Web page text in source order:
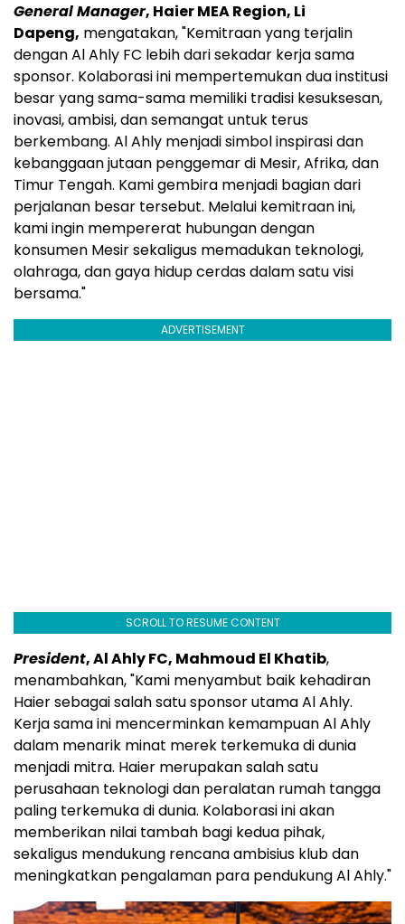
General Manager, Haier MEA Region, Li
Dapeng, mengatakan, "Kemitraan yang terjalin
dengan Al Ahly FC lebih dari sekadar kerja sama
sponsor. Kolaborasi ini mempertemukan dua institusi
besar yang sama-sama memiliki tradisi kesuksesan,
inovasi, ambisi, dan semangat untuk terus
berkembang. Al Ahly menjadi simbol inspirasi dan
kebanggaan jutaan penggemar di Mesir, Afrika, dan
Timur Tengah. Kami gembira menjadi bagian dari
perjalanan besar tersebut. Melalui kemitraan ini,
kami ingin mempererat hubungan dengan
konsumen Mesir sekaligus memadukan teknologi,
olahraga, dan gaya hidup cerdas dalam satu visi
bersama."
ADVERTISEMENT
SCROLL TO RESUME CONTENT
President, Al Ahly FC, Mahmoud El Khatib,
menambahkan, "Kami menyambut baik kehadiran
Haier sebagai salah satu sponsor utama Al Ahly.
Kerja sama ini mencerminkan kemampuan Al Ahly
dalam menarik minat merek terkemuka di dunia
menjadi mitra. Haier merupakan salah satu
perusahaan teknologi dan peralatan rumah tangga
paling terkemuka di dunia. Kolaborasi ini akan
memberikan nilai tambah bagi kedua pihak,
sekaligus mendukung rencana ambisius klub dan
meningkatkan pengalaman para pendukung Al Ahly."